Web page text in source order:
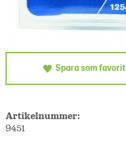
Spara som favorit
Artikelnummer:
9451